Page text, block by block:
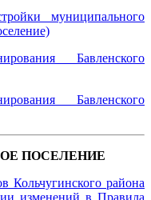
муниципального
Бавленского
Бавленского
ПОСЕЛЕНИЕ
Кольчугинского района
изменений в Правила